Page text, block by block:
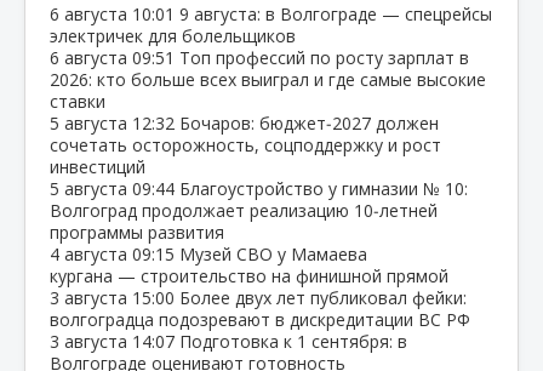
6 августа 10:01 9 августа: в Волгограде — спецрейсы
электричек для болельщиков
6 августа 09:51 Топ профессий по росту зарплат в
2026: кто больше всех выиграл и где самые высокие
ставки
5 августа 12:32 Бочаров: бюджет‑2027 должен
сочетать осторожность, соцподдержку и рост
инвестиций
5 августа 09:44 Благоустройство у гимназии № 10:
Волгоград продолжает реализацию 10‑летней
программы развития
4 августа 09:15 Музей СВО у Мамаева
кургана — строительство на финишной прямой
3 августа 15:00 Более двух лет публиковал фейки:
волгоградца подозревают в дискредитации ВС РФ
3 августа 14:07 Подготовка к 1 сентября: в
Волгограде оценивают готовность